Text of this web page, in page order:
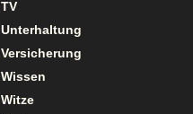
TV
Unterhaltung
Versicherung
Wissen
Witze